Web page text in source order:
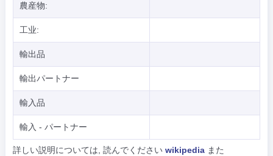
農産物:
工业:
輸出品
輸出パートナー
輸入品
輸入 - パートナー
詳しい説明については, 読んでください wikipediaまた